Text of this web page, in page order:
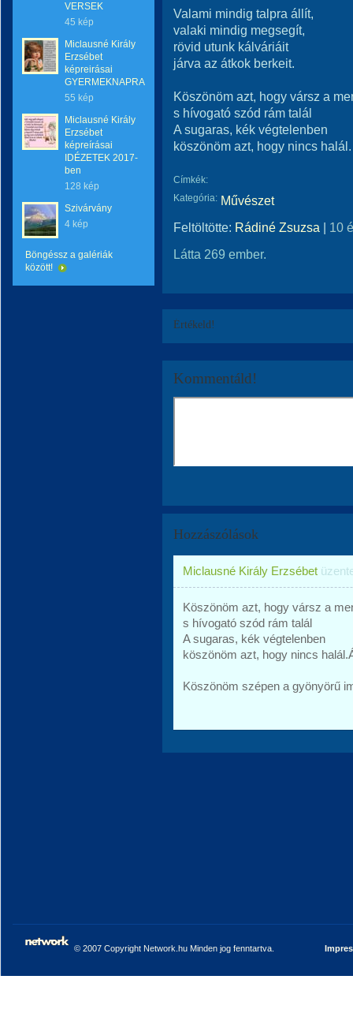
VERSEK
45 kép
Miclausné Király
Erzsébet
képreirásai
GYERMEKNAPRA
55 kép
Miclausné Király
Erzsébet
képreírásai
IDÉZETEK 2017-
ben
128 kép
Szivárvány
4 kép
Böngéssz a galériák
között!
Valami mindig talpra állít,
valaki mindig megsegít,
rövid utunk kálváriáit
járva az átkok berkeit.
Köszönöm azt, hogy vársz a
s hívogató szód rám talál
A sugaras, kék végtelenben
köszönöm azt, hogy nincs halál.
Címkék:
Kategória: Művészet
Feltöltötte: Rádiné Zsuzsa | 10
Látta 269 ember.
Értékeld!
Kommentáld!
Hozzászólások
Miclausné Király Erzsébet
Köszönöm azt, hogy vársz a
s hívogató szód rám talál
A sugaras, kék végtelenben
köszönöm azt, hogy nincs
Köszönöm szépen a gyönyörű
© 2007 Copyright Network.hu Minden jog fenntartva.